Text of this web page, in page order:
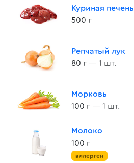
Куриная печень
500 г
Репчатый лук
80 г — 1 шт.
Морковь
100 г — 1 шт.
Молоко
100 г
аллерген